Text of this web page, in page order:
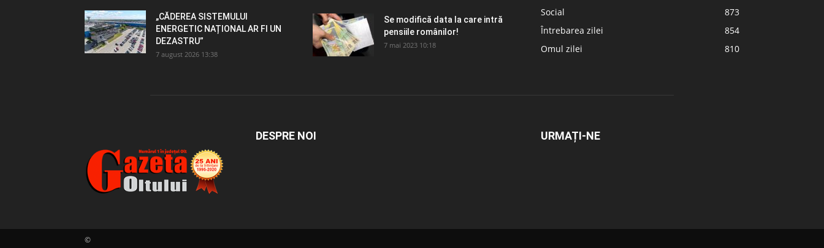
„CĂDEREA SISTEMULUI
ENERGETIC NAȚIONAL AR FI UN
DEZASTRU”
7 august 2026 13:38
Se modifică data la care intră
pensiile românilor!
7 mai 2023 10:18
Social
873
Întrebarea zilei
854
Omul zilei
810
DESPRE NOI URMAȚI-NE
©